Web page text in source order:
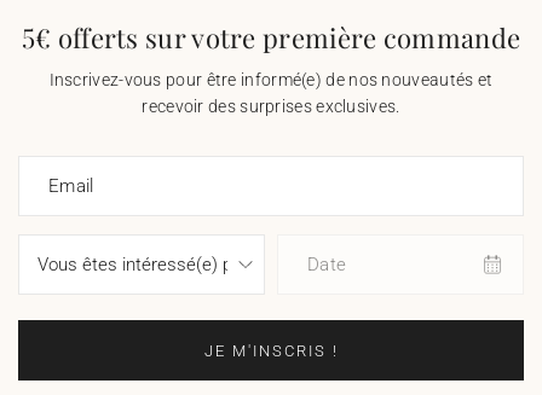
5€ offerts sur votre première commande
Inscrivez-vous pour être informé(e) de nos nouveautés et
recevoir des surprises exclusives.
Email
Date
JE M'INSCRIS !